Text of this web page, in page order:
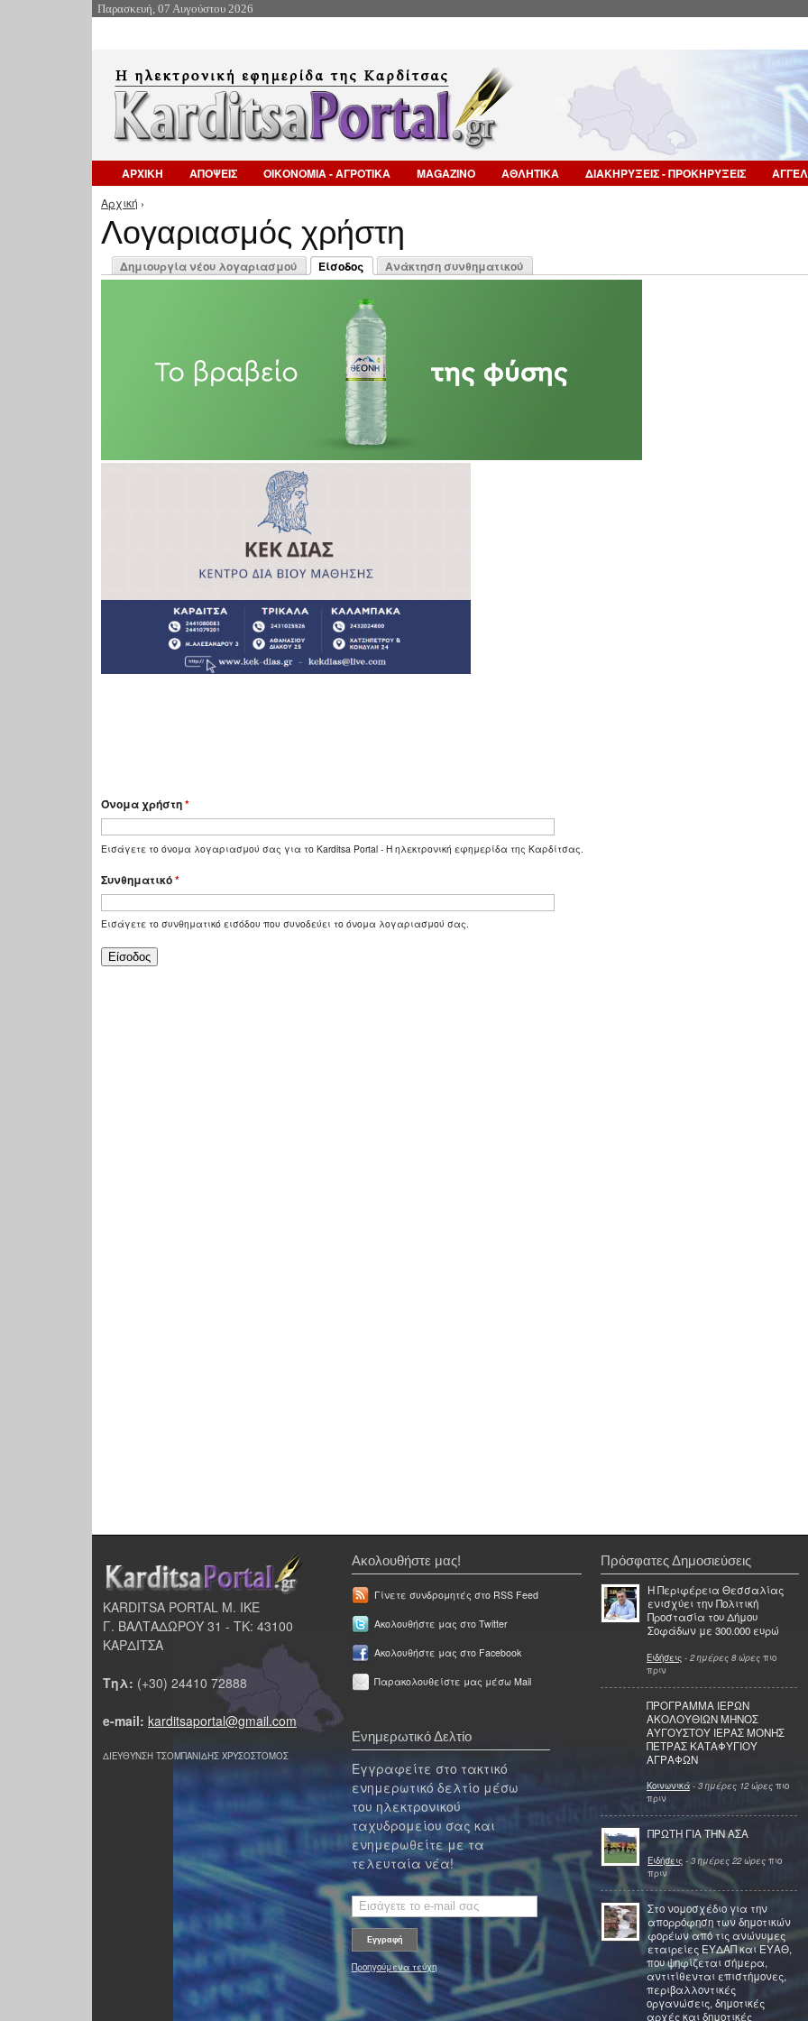
Παρασκευή, 07 Αυγούστου 2026
ΑΡΧΙΚΗ ΑΠΟΨΕΙΣ ΟΙΚΟΝΟΜΙΑ - ΑΓΡΟΤΙΚΑ MAGAZINO ΑΘΛΗΤΙΚΑ ΔΙΑΚΗΡΥΞΕΙΣ - ΠΡΟΚΗΡΥΞΕΙΣ
Είστε εδώ
Αρχική ›
Λογαριασμός χρήστη
Πρωτεύουσες καρτέλες
Δημιουργία νέου λογαριασμού
Είσοδος
(ενεργή καρτέλα)
Ανάκτηση συνθηματικού
Όνομα χρήστη*
Εισάγετε το όνομα λογαριασμού σας για το Karditsa Portal - Η ηλεκτρονική εφημερίδα της Καρδίτσας.
Συνθηματικό*
Εισάγετε το συνθηματικό εισόδου που συνοδεύει το όνομα λογαριασμού σας.
KARDITSA PORTAL Μ. ΙΚΕ
Γ. ΒΑΛΤΑΔΩΡΟΥ 31 - ΤΚ: 43100
ΚΑΡΔΙΤΣΑ
Τηλ: (+30) 24410 72888
e-mail: karditsaportal@gmail.com
ΔΙΕΥΘΥΝΣΗ ΤΣΟΜΠΑΝΙΔΗΣ ΧΡΥΣΟΣΤΟΜΟΣ
Ακολουθήστε μας!
Γίνετε συνδρομητές στο RSS Feed
Ακολουθήστε μας στο Twitter
Ακολουθήστε μας στο Facebook
Παρακολουθείστε μας μέσω Mail
Ενημερωτικό Δελτίο
Εγγραφείτε στο τακτικό
ενημερωτικό δελτίο μέσω
του ηλεκτρονικού
ταχυδρομείου σας και
ενημερωθείτε με τα
τελευταία νέα!
Προηγούμενα τεύχη
Πρόσφατες Δημοσιεύσεις
Η Περιφέρεια Θεσσαλίας
ενισχύει την Πολιτική
Προστασία του Δήμου
Σοφάδων με 300.000 ευρώ
Ειδήσεις - 2 ημέρες 8 ώρες πιο
πριν
ΠΡΟΓΡΑΜΜΑ ΙΕΡΩΝ
ΑΚΟΛΟΥΘΙΩΝ ΜΗΝΟΣ
ΑΥΓΟΥΣΤΟΥ ΙΕΡΑΣ ΜΟΝΗΣ
ΠΕΤΡΑΣ ΚΑΤΑΦΥΓΙΟΥ
ΑΓΡΑΦΩΝ
Κοινωνικά - 3 ημέρες 12 ώρες πιο
πριν
ΠΡΩΤΗ ΓΙΑ ΤΗΝ ΑΣΑ
Ειδήσεις - 3 ημέρες 22 ώρες πιο
πριν
Στο νομοσχέδιο για την
απορρόφηση των δημοτικών
φορέων από τις ανώνυμες
εταιρείες ΕΥΔΑΠ και ΕΥΑΘ,
που ψηφίζεται σήμερα,
αντιτίθενται επιστήμονες,
περιβαλλοντικές
οργανώσεις, δημοτικές
αρχές και δημοτικές